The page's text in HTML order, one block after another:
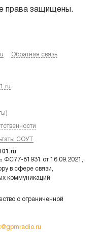
права защищены.
Обратная связь
СОУТ
ФС77-81931 от 16.09.2021,
в сфере связи,
коммуникаций
с ограниченной